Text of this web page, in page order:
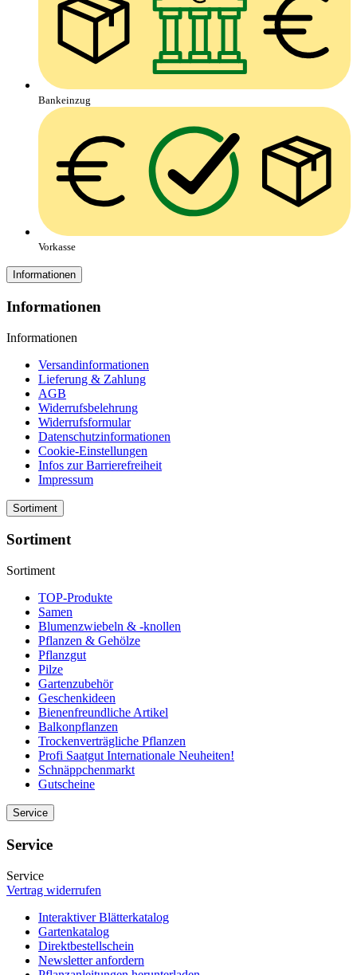
Bankeinzug
Vorkasse
Informationen
Informationen
Informationen
Versandinformationen
Lieferung & Zahlung
AGB
Widerrufsbelehrung
Widerrufsformular
Datenschutzinformationen
Cookie-Einstellungen
Infos zur Barrierefreiheit
Impressum
Sortiment
Sortiment
Sortiment
TOP-Produkte
Samen
Blumenzwiebeln & -knollen
Pflanzen & Gehölze
Pflanzgut
Pilze
Gartenzubehör
Geschenkideen
Bienenfreundliche Artikel
Balkonpflanzen
Trockenverträgliche Pflanzen
Profi Saatgut Internationale Neuheiten!
Schnäppchenmarkt
Gutscheine
Service
Service
Service
Vertrag widerrufen
Interaktiver Blätterkatalog
Gartenkatalog
Direktbestellschein
Newsletter anfordern